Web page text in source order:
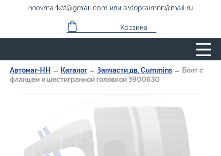
Автомаг-НН → Каталог → Запчасти дв. Cummins → Болт с
фланцем и шестигранной головкой 3900630
nnovmarket@gmail.com илиavtopraimnn@mail.ru
Корзина